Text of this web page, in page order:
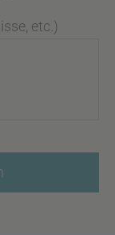
etc.)